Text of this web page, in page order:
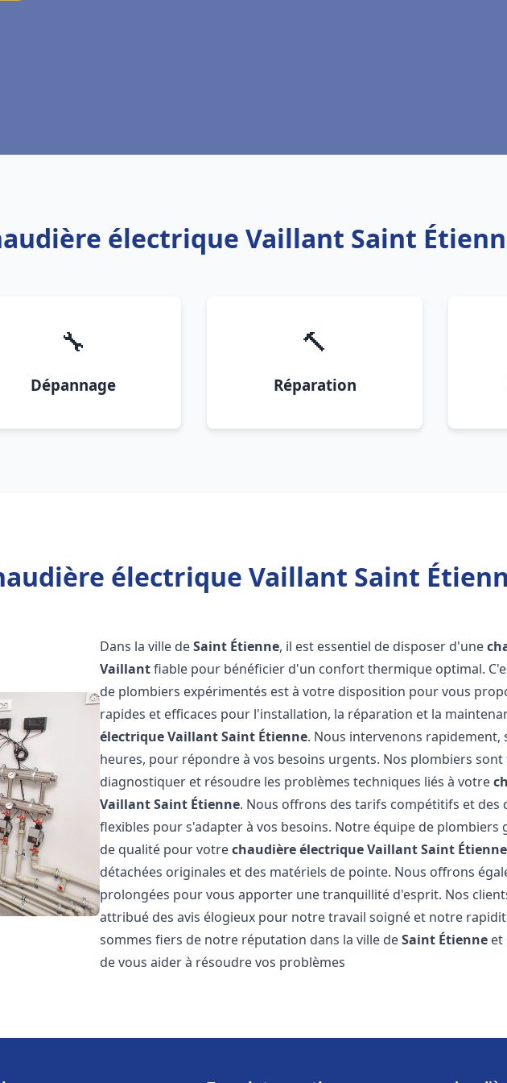
électrique Vaillant Saint
🔧
Dépannage
🔨
Réparation
électrique Vaillant Saint
Dans la ville deSaint Étienne, il est essentiel de disposer d'une
Vaillantfiable pour bénéficier d'un confort thermique optimal.
de plombiers expérimentés est à votre disposition pour vous
rapides et efficaces pour l'installation, la réparation et la
électrique VaillantSaint Étienne. Nous intervenons rapidement,
heures, pour répondre à vos besoins urgents. Nos plombiers
diagnostiquer et résoudre les problèmes techniques liés à votre
VaillantSaint Étienne. Nous offrons des tarifs compétitifs et des
flexibles pour s'adapter à vos besoins. Notre équipe de
de qualité pour votrechaudière électrique VaillantSaint Étienne
détachées originales et des matériels de pointe. Nous offrons
prolongées pour vous apporter une tranquillité d'esprit. Nos
attribué des avis élogieux pour notre travail soigné et notre
sommes fiers de notre réputation dans la ville deSaint Étienne et
de vous aider à résoudre vos problèmes